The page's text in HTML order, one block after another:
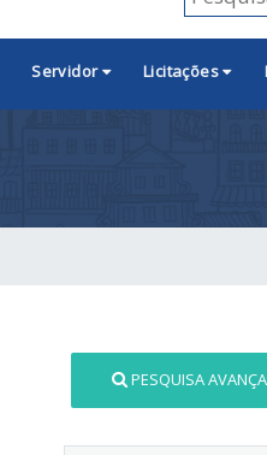
Servidor Licitações
PESQUISA